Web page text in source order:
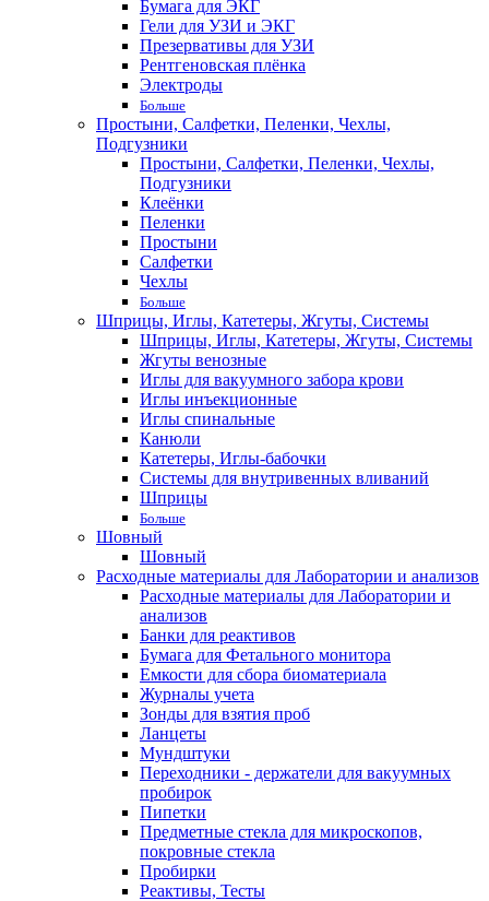
Бумага для ЭКГ
Гели для УЗИ и ЭКГ
Презервативы для УЗИ
Рентгеновская плёнка
Электроды
Больше
Простыни, Салфетки, Пеленки, Чехлы,
Подгузники
Простыни, Салфетки, Пеленки, Чехлы,
Подгузники
Клеёнки
Пеленки
Простыни
Салфетки
Чехлы
Больше
Шприцы, Иглы, Катетеры, Жгуты, Системы
Шприцы, Иглы, Катетеры, Жгуты, Системы
Жгуты венозные
Иглы для вакуумного забора крови
Иглы инъекционные
Иглы спинальные
Канюли
Катетеры, Иглы-бабочки
Системы для внутривенных вливаний
Шприцы
Больше
Шовный
Шовный
Расходные материалы для Лаборатории и анализов
Расходные материалы для Лаборатории и
анализов
Банки для реактивов
Бумага для Фетального монитора
Емкости для сбора биоматериала
Журналы учета
Зонды для взятия проб
Ланцеты
Мундштуки
Переходники - держатели для вакуумных
пробирок
Пипетки
Предметные стекла для микроскопов,
покровные стекла
Пробирки
Реактивы, Тесты